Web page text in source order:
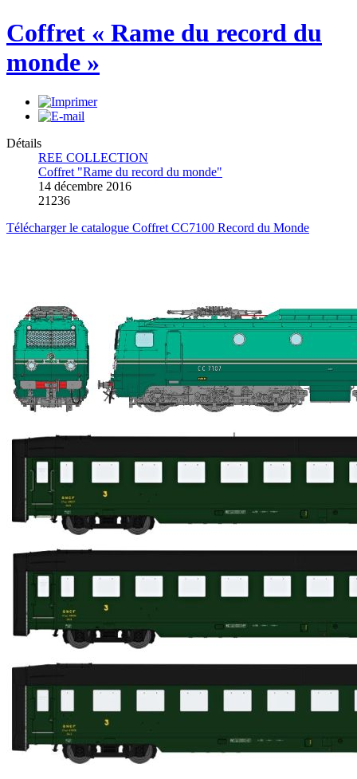
Coffret « Rame du record du
monde »
Détails
REE COLLECTION
Coffret "Rame du record du monde"
14 décembre 2016
21236
Télécharger le catalogue Coffret CC7100 Record du Monde